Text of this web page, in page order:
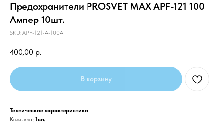
Предохранители PROSVET MAX APF-121 100
Ампер 10шт.
SKU: APF-121-A-100A
400,00 р.
В корзину
Технические характеристики
Комплект: 1шт.